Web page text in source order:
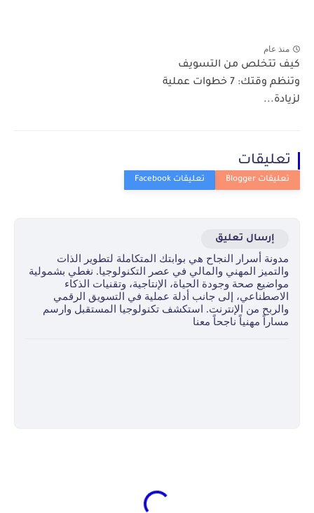
منذ عام
كيف تتخلص من التسويف
وتنظم وقتك: 7 خطوات عملية
لزيادة...
تعليقات
إرسال تعليق
مدونة أسرار النجاح هي بوابتك المتكاملة لتطوير الذات
والتميز المهني والمالي في عصر التكنولوجيا. نغطي بشمولية
مواضيع صحة وجودة الحياة، الإنتاجية، وتقنيات الذكاء
الاصطناعي، إلى جانب أدلة عملية في التسويق الرقمي
والربح من الإنترنت. استكشف تكنولوجيا المستقبل وارسم
مساراً مهنياً ناجحاً معنا